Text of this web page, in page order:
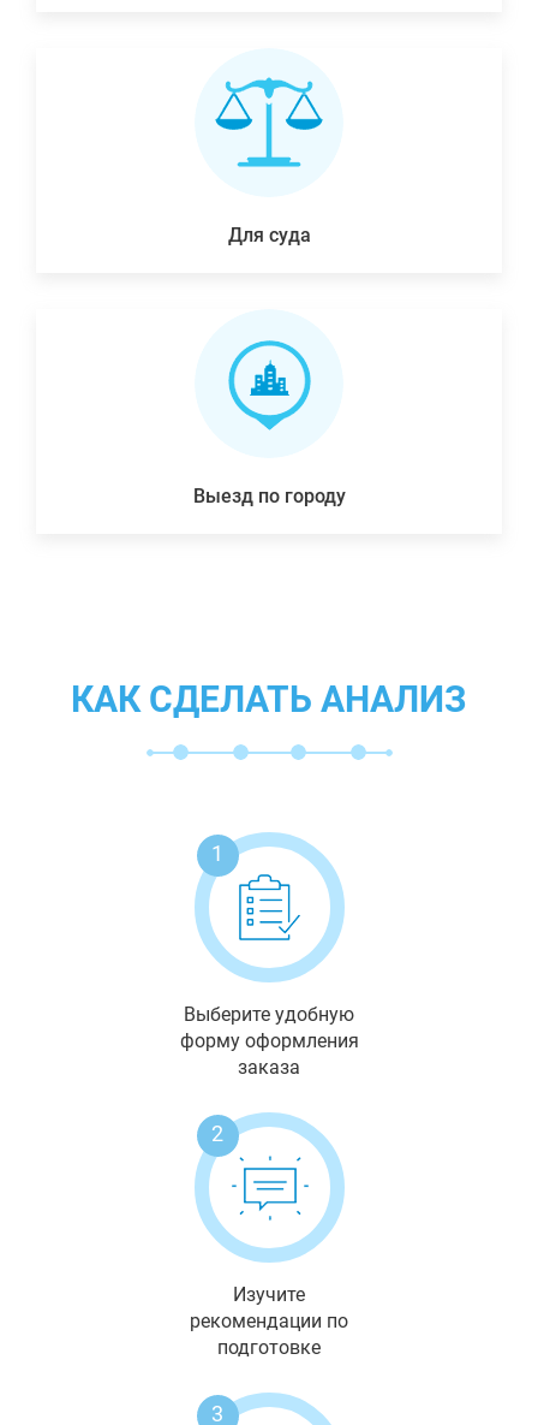
Для суда
Выезд по городу
КАК СДЕЛАТЬ АНАЛИЗ
1
Выберите удобную
форму оформления
заказа
2
Изучите
рекомендации по
подготовке
3